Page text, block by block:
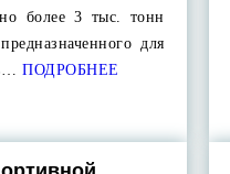
более 3 тыс. тонн
для
ПОДРОБНЕЕ